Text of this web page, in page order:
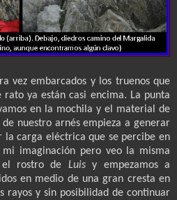
vez embarcados y los truenos que
rato ya están casi encima. La punta
en la mochila y el material de
nuestro arnés empieza a generar
la carga eléctrica que se percibe en
imaginación pero veo la misma
el rostro de Luisy empezamos a
en medio de una gran cresta en
rayos y sin posibilidad de continuar